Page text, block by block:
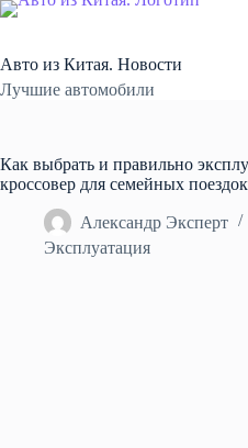
Перейти
Авто из Китая. Новости
Лучшие автомобили
Как выбрать и правильно
кроссовер для семейных поездок
Александр Эксперт
Эксплуатация